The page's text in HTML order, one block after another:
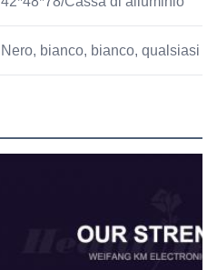
Nero, bianco, bianco, qualsiasi